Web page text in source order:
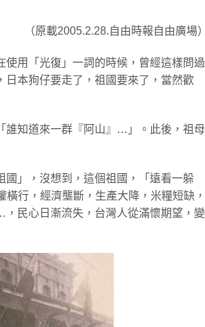
（原載2005.2.28.自由時報自由廣場）
使用「光復」一詞的時候，曾經這樣問過
本狗仔要走了，祖國要來了，當然歡
誰知道來一群『阿山』…」。此後，祖母
國」，沒想到，這個祖國，「遠看一躲
行，經濟壟斷，生產大降，米糧短缺，
民心日漸流失，台灣人從滿懷期望，變